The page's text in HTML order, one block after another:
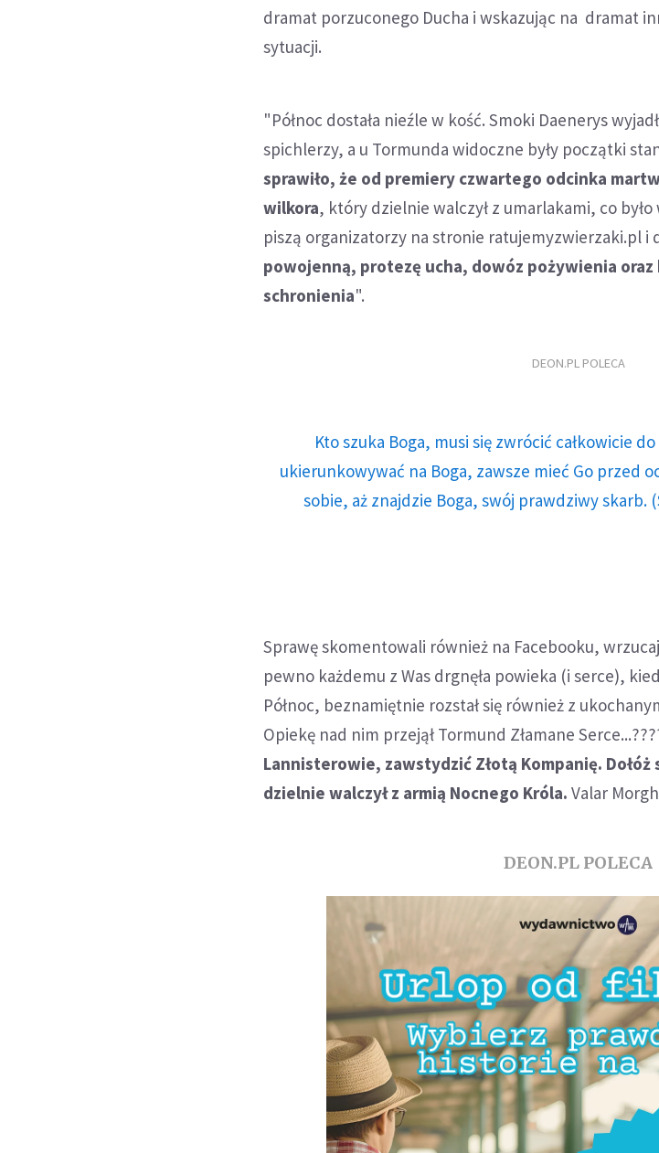
dramat porzuconego Ducha i wskazując na dramat
sytuacji.
"Północ dostała nieźle w kość. Smoki Daenerys
spichlerzy, a u Tormunda widoczne były początki
sprawiło, że od premiery czwartego odcinka
wilkora, który dzielnie walczył z umarlakami, co
piszą organizatorzy na stronie ratujemyzwierzaki.pl i
powojenną, protezę ucha, dowóz pożywienia
schronienia".
DEON.PL POLECA
Kto szuka Boga, musi się zwrócić całkowicie
ukierunkowywać na Boga, zawsze mieć Go przed
sobie, aż znajdzie Boga, swój prawdziwy skarb.
Sprawę skomentowali również na Facebooku,
pewno każdemu z Was drgnęła powieka (i serce),
Północ, beznamiętnie rozstał się również z
Opiekę nad nim przejął Tormund Złamane
Lannisterowie, zawstydzić Złotą Kompanię.
dzielnie walczył z armią Nocnego Króla. Valar
DEON.PL POLECA